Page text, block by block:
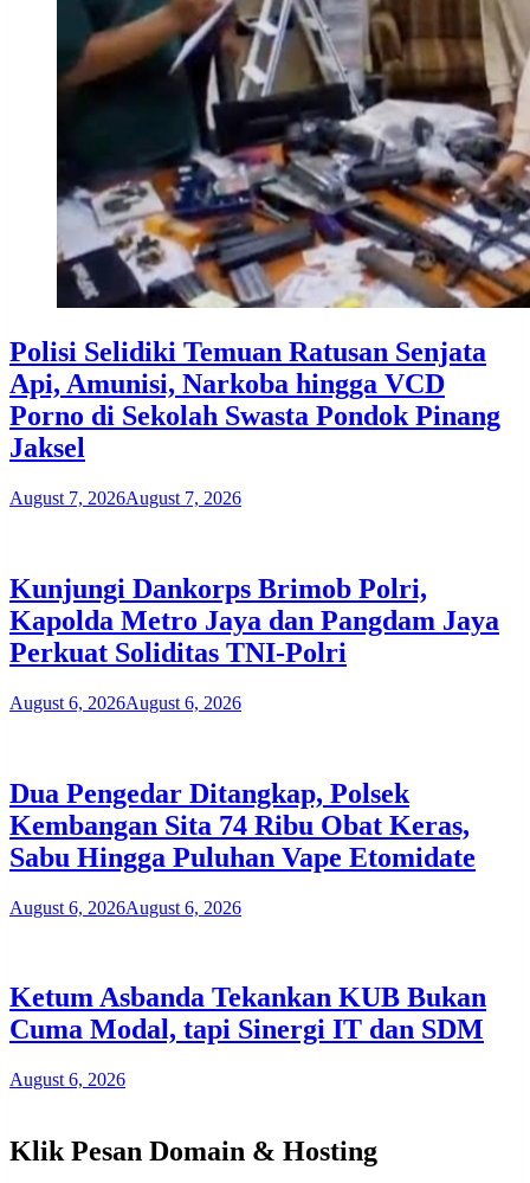
Polisi Selidiki Temuan Ratusan Senjata
Api, Amunisi, Narkoba hingga VCD
Porno di Sekolah Swasta Pondok Pinang
Jaksel
August 7, 2026August 7, 2026
Kunjungi Dankorps Brimob Polri,
Kapolda Metro Jaya dan Pangdam Jaya
Perkuat Soliditas TNI-Polri
August 6, 2026August 6, 2026
Dua Pengedar Ditangkap, Polsek
Kembangan Sita 74 Ribu Obat Keras,
Sabu Hingga Puluhan Vape Etomidate
August 6, 2026August 6, 2026
Ketum Asbanda Tekankan KUB Bukan
Cuma Modal, tapi Sinergi IT dan SDM
August 6, 2026
Klik Pesan Domain & Hosting